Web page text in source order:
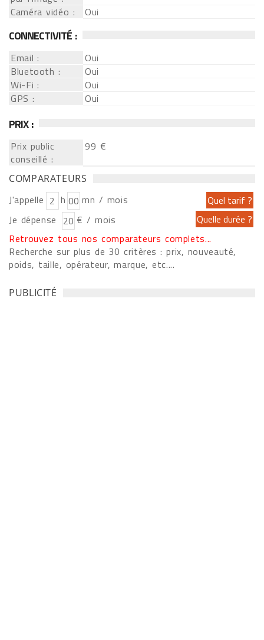
Caméra vidéo :
Oui
CONNECTIVITÉ :
Email :
Oui
Bluetooth :
Oui
Wi-Fi :
Oui
GPS :
Oui
PRIX :
Prix public
conseillé :
99 €
COMPARATEURS
J'appelle h
mn / mois
Je dépense
€ / mois
Retrouvez tous nos comparateurs complets...
Recherche sur plus de 30 critères : prix, nouveauté,
poids, taille, opérateur, marque, etc....
PUBLICITÉ